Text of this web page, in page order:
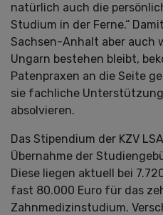
natürlich auch die
Studium in der Ferne.“
Sachsen-Anhalt aber auch
Ungarn bestehen bleibt,
Patenpraxen an die Seite
sie fachliche
absolvieren.
Das Stipendium der KZV
Übernahme der
Diese liegen aktuell bei
fast 80.000 Euro für das
Zahnmedizinstudium.